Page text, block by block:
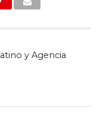
y Agencia